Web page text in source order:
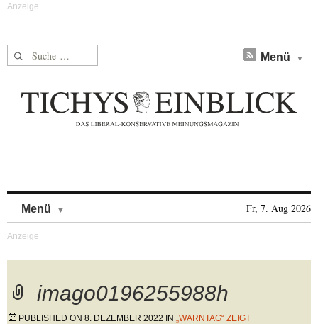
Suche nach: Menü
Menü Fr, 7. Aug 2026
imago0196255988h
PUBLISHED ON 8. DEZEMBER 2022 IN „WARNTAG“ ZEIGT